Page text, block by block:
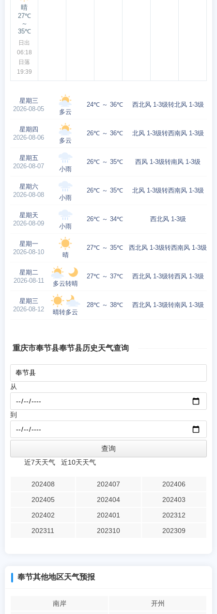
晴
27℃
～
35℃
日出
06:18
日落
19:39
星期三
2026-08-05
多云
24℃ ～ 36℃ 西北风 1-3级转北风 1-3级
星期四
2026-08-06
多云
26℃ ～ 36℃ 北风 1-3级转西南风 1-3级
星期五
2026-08-07
小雨
26℃ ～ 35℃ 西风 1-3级转南风 1-3级
星期六
2026-08-08
小雨
26℃ ～ 35℃ 北风 1-3级转西南风 1-3级
星期天
2026-08-09
小雨
26℃ ～ 34℃ 西北风 1-3级
星期一
2026-08-10
晴
27℃ ～ 35℃ 西北风 1-3级转西南风 1-3级
星期二
2026-08-11
多云转晴
27℃ ～ 37℃ 西北风 1-3级转西风 1-3级
星期三
2026-08-12
晴转多云
28℃ ～ 38℃ 西北风 1-3级转南风 1-3级
重庆市奉节县奉节县历史天气查询
从
到
近7天天气 近10天天气
202408 202407
202406
202405
202404
202403
202402
202401
202312
202311
202310 202309
奉节其他地区天气预报
南岸
开州